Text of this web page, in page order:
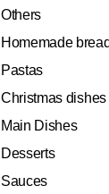
Others
Homemade bread
Pastas
Christmas dishes
Main Dishes
Desserts
Sauces